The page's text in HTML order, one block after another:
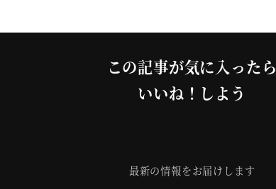
この記事が気に入ったら
いいね！しよう
最新の情報をお届けします